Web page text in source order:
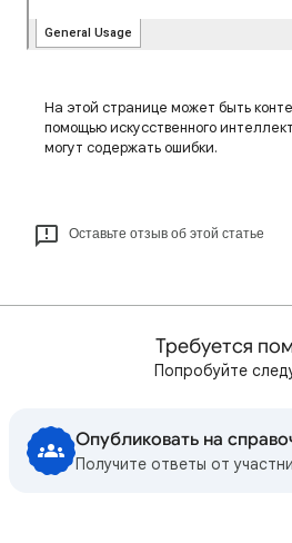
На этой странице может быть
помощью искусственного
могут содержать ошибки.
Оставьте отзыв об этой статье
Требуется
Попробуйте
Опубликовать на
Получите ответы от